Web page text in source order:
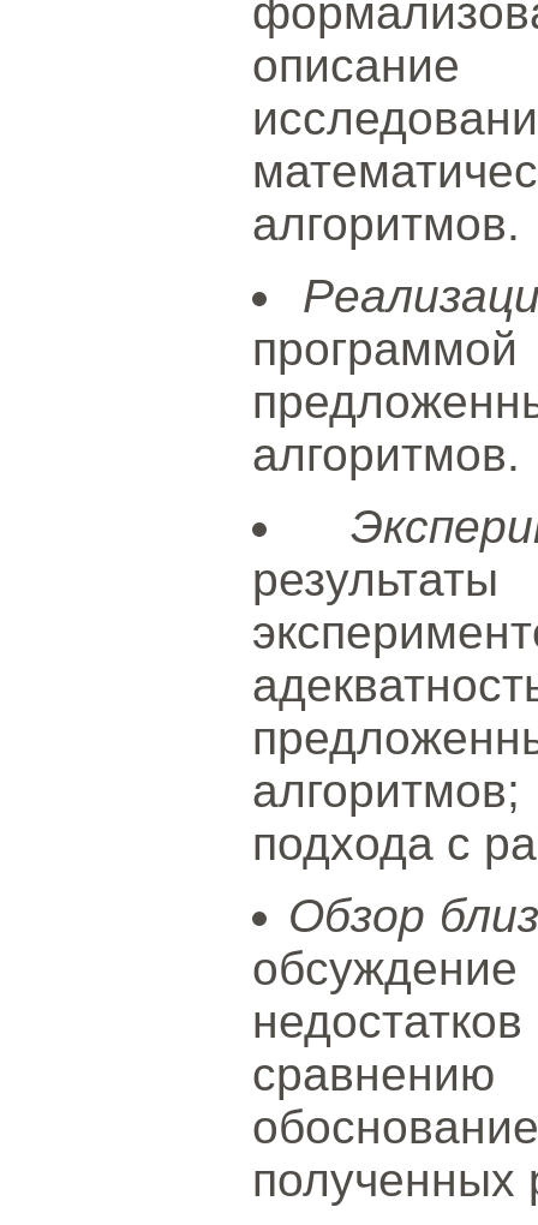
алгоритмов.
алгоритмов.
подхода с
Обзор
полученных